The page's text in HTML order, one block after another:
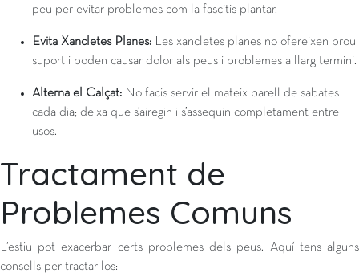
peu per evitar problemes com la fascitis plantar.
Evita Xancletes Planes: Les xancletes planes no ofereixen prou
suport i poden causar dolor als peus i problemes a llarg termini.
Alterna el Calçat: No facis servir el mateix parell de sabates
cada dia; deixa que s’airegin i s’assequin completament entre
usos.
Tractament de
Problemes Comuns
L’estiu pot exacerbar certs problemes dels peus. Aquí tens alguns
consells per tractar-los: